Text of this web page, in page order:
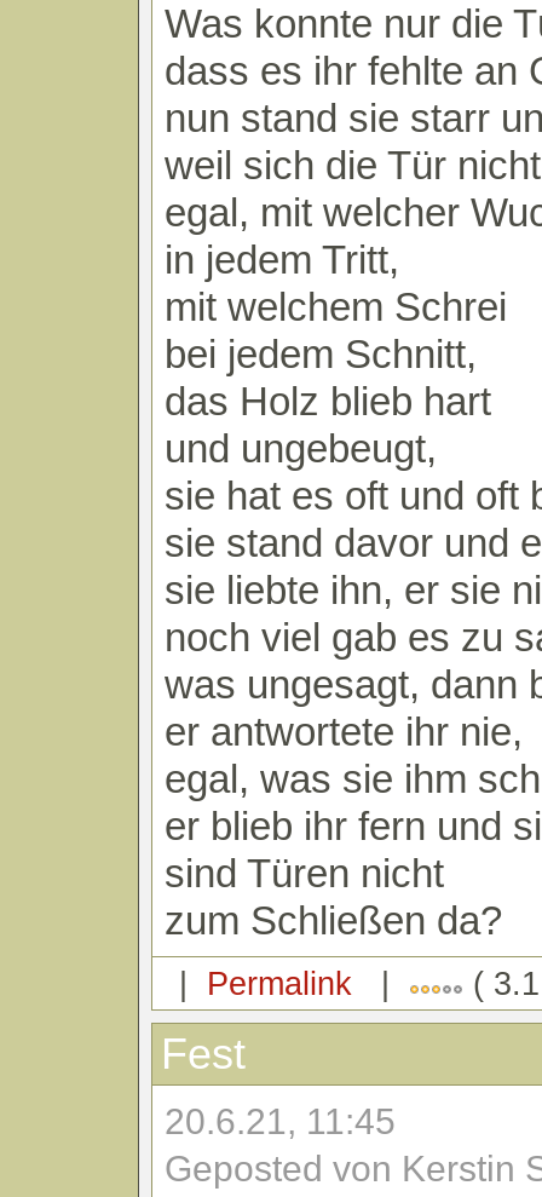
Was konnte nur die
dass es ihr fehlte an
nun stand sie starr
weil sich die Tür
egal, mit welcher
in jedem Tritt,
mit welchem Schrei
bei jedem Schnitt,
das Holz blieb hart
und ungebeugt,
sie hat es oft und oft
sie stand davor und
sie liebte ihn, er sie
noch viel gab es zu
was ungesagt, dann
er antwortete ihr nie,
egal, was sie ihm
er blieb ihr fern und
sind Türen nicht
zum Schließen da?
| Permalink | (
Fest
20.6.21, 11:45
Geposted von Kerstin